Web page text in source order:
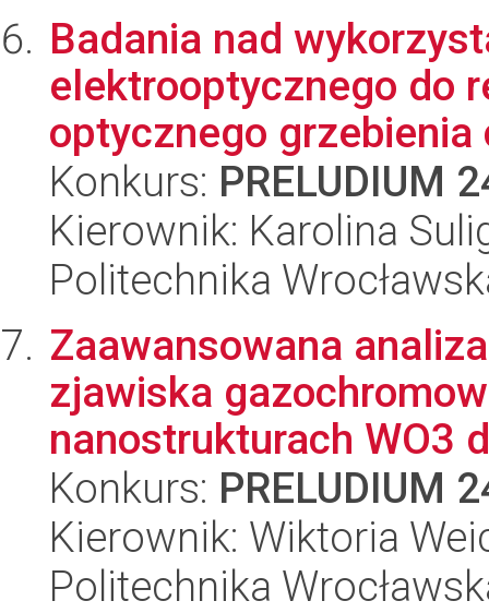
Badania nad
elektrooptycznego do
optycznego
Konkurs: PRELUDIUM
Kierownik: Karolina
Politechnika
Zaawansowana
zjawiska
nanostrukturach WO3
Konkurs: PRELUDIUM
Kierownik: Wiktoria
Politechnika